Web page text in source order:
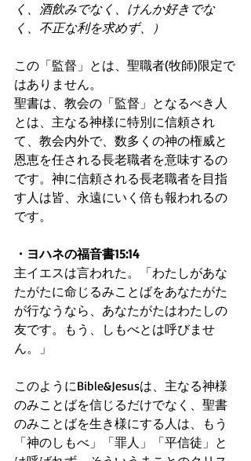
く、酒飲みでなく、けんか好きでな
く、不正な利を求めず、）
この「監督」とは、聖職者(牧師)限定で
はありません。
聖書は、教会の「監督」となるべき人
とは、主なる神様に特別に信頼され
て、教会内外で、数多くの神の権威と
恩恵を任される長老職者を意味するの
です。神に信頼される長老職者を目指
す人は皆、永遠にいく倍も報われるの
です。
・ヨハネの福音書15:14
主イエスは言われた。「わたしがあな
たがたに命じるみことばをあなたがた
が行なうなら、あなたがたはわたしの
友です。もう、しもべとは呼びませ
ん。」
このようにBible&Jesusは、主なる神様
のみことばを信じるだけでなく、聖書
のみことばを生き様にする人は、もう
「神のしもべ」「罪人」「平信徒」と